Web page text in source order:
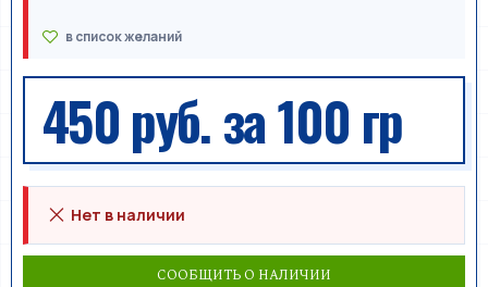
450 руб.за 100 гр
Нет в наличии
СООБЩИТЬ О НАЛИЧИИ